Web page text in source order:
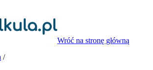
Wróć na stronę główną
/